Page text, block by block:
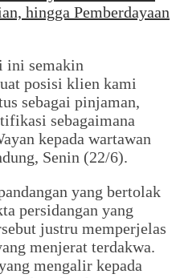
hingga Pemberdayaan
ini semakin
posisi klien kami
sebagai pinjaman,
sebagaimana
kepada wartawan
Senin (22/6).
yang bertolak
persidangan yang
justru memperjelas
menjerat terdakwa.
mengalir kepada